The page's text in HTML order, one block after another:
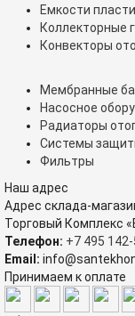
Емкости
Коллекторные
Конвекторы
Мембранные
Насосное
Радиаторы
Системы
Фильтры
Наш адрес
Адрес склада-
Торговый Комплекс
Телефон: +7 495
Email:
Принимаем к оплате